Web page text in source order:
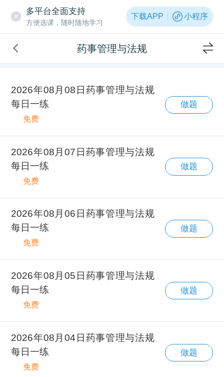
多平台全面支持
方便选课，随时随地学习
下载APP 小程序
药事管理与法规
2026年08月08日药事管理与法规
每日一练
免费
做题
2026年08月07日药事管理与法规
每日一练
免费
做题
2026年08月06日药事管理与法规
每日一练
免费
做题
2026年08月05日药事管理与法规
每日一练
免费
做题
2026年08月04日药事管理与法规
每日一练
免费
做题